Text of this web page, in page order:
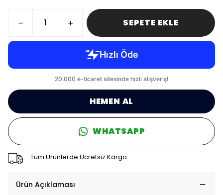
SEPETE EKLE
HEMEN AL
WHATSAPP
Tüm Ürünlerde Ücretsiz Kargo
Ürün Açıklaması